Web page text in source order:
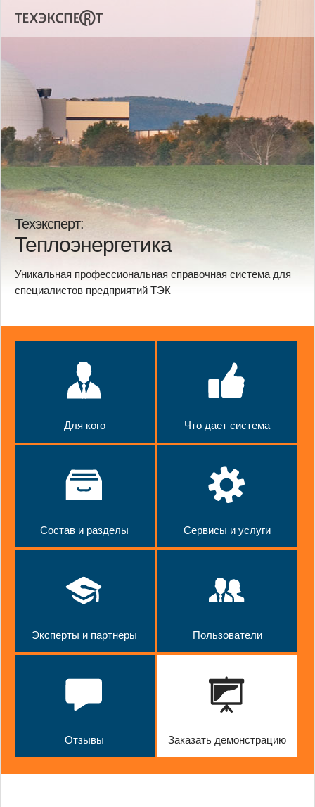
Техэксперт:
Теплоэнергетика
Уникальная профессиональная справочная система для
специалистов предприятий ТЭК
Для кого Что дает система
Состав и разделы Сервисы и услуги
Эксперты и партнеры Пользователи
Отзывы Заказать демонстрацию